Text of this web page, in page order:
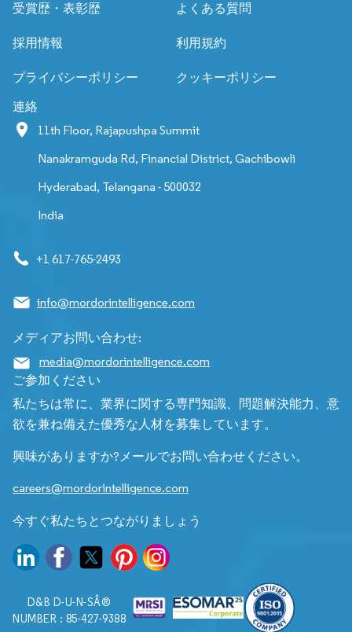
受賞歴・表彰歴 よくある質問
採用情報 利用規約
プライバシーポリシー クッキーポリシー
連絡
11th Floor, Rajapushpa Summit
Nanakramguda Rd, Financial District, Gachibowli
Hyderabad, Telangana - 500032
India
+1 617-765-2493
info@mordorintelligence.com
メディアお問い合わせ:
media@mordorintelligence.com
ご参加ください
私たちは常に、業界に関する専門知識、問題解決能力、意
欲を兼ね備えた優秀な人材を募集しています。
興味がありますか?メールでお問い合わせください。
careers@mordorintelligence.com
今すぐ私たちとつながりましょう
D&B D-U-N-SÂ®
NUMBER : 85-427-9388